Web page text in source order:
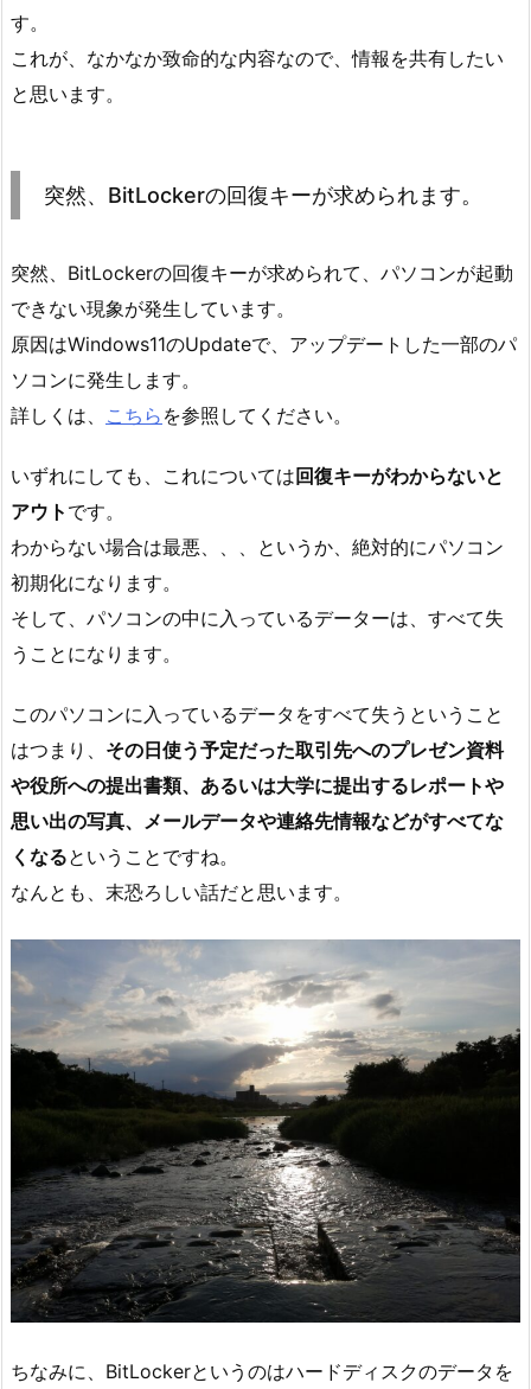
す。
これが、なかなか致命的な内容なので、情報を共有したい
と思います。
突然、BitLockerの回復キーが求められます。
突然、BitLockerの回復キーが求められて、パソコンが起動
できない現象が発生しています。
原因はWindows11のUpdateで、アップデートした一部のパ
ソコンに発生します。
詳しくは、 こちら を参照してください。
いずれにしても、これについては回復キーがわからないと
アウト です。
わからない場合は最悪、、、というか、絶対的にパソコン
初期化になります。
そして、パソコンの中に入っているデーターは、すべて失
うことになります。
このパソコンに入っているデータをすべて失うということ
はつまり、 その日使う予定だった取引先へのプレゼン資料
や役所への提出書類、あるいは大学に提出するレポートや
思い出の写真、メールデータや連絡先情報などがすべてな
くなるということですね。
なんとも、末恐ろしい話だと思います。
ちなみに、BitLockerというのはハードディスクのデータを